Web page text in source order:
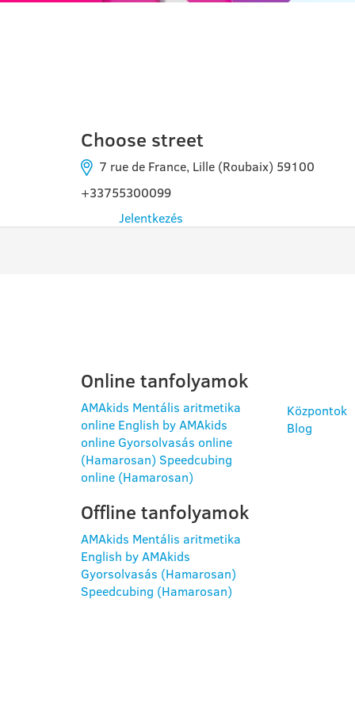
Choose street
7 rue de France, Lille (Roubaix) 59100
+33755300099
Jelentkezés
Online tanfolyamok
AMAkids Mentális aritmetika
online English by AMAkids
online Gyorsolvasás online
(Hamarosan) Speedcubing
online (Hamarosan)
Offline tanfolyamok
AMAkids Mentális aritmetika
English by AMAkids
Gyorsolvasás (Hamarosan)
Speedcubing (Hamarosan)
Központok
Blog